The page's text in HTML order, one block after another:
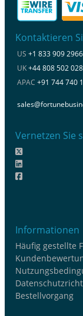
Kontaktieren
US +1 833 909
UK+44 808 502
APAC +91 744 740
Vernetzen Sie
Informationen
Häufig gestellte
Bestellvorgang